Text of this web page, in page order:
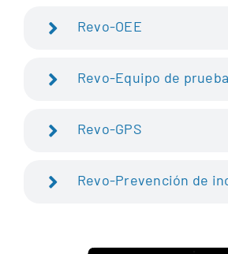
Revo-OEE
Revo-Equipo de prueba
Revo-GPS
Revo-Prevención de